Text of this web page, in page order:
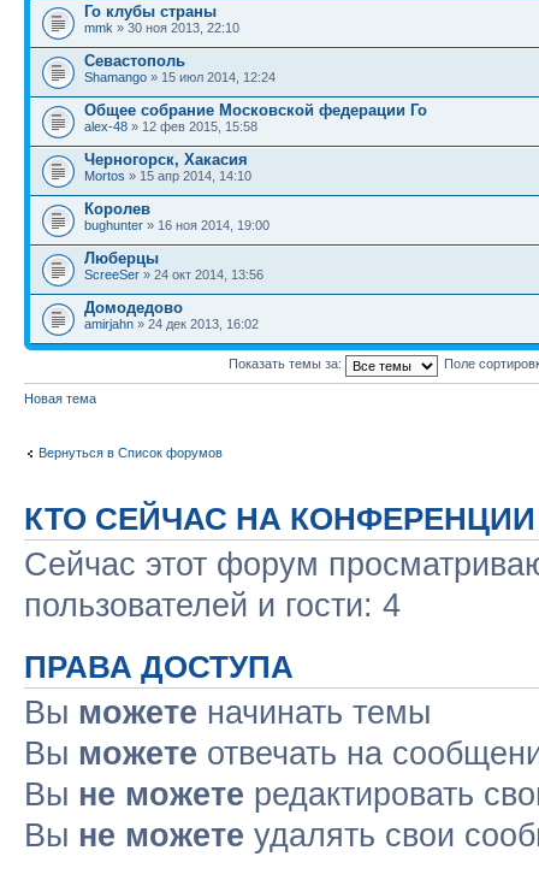
Го клубы страны
mmk » 30 ноя 2013, 22:10
Севастополь
Shamango » 15 июл 2014, 12:24
Общее собрание Московской федерации Го
alex-48 » 12 фев 2015, 15:58
Черногорск, Хакасия
Mortos » 15 апр 2014, 14:10
Королев
bughunter » 16 ноя 2014, 19:00
Люберцы
ScreeSer » 24 окт 2014, 13:56
Домодедово
amirjahn » 24 дек 2013, 16:02
Показать темы за: Поле
Новая тема
Вернуться в Список форумов
КТО СЕЙЧАС НА КОНФЕРЕНЦИИ
Сейчас этот форум
пользователей и гости: 4
ПРАВА ДОСТУПА
Вы можете начинать темы
Вы можете отвечать на
Вы не можете редактировать
Вы не можете удалять свои